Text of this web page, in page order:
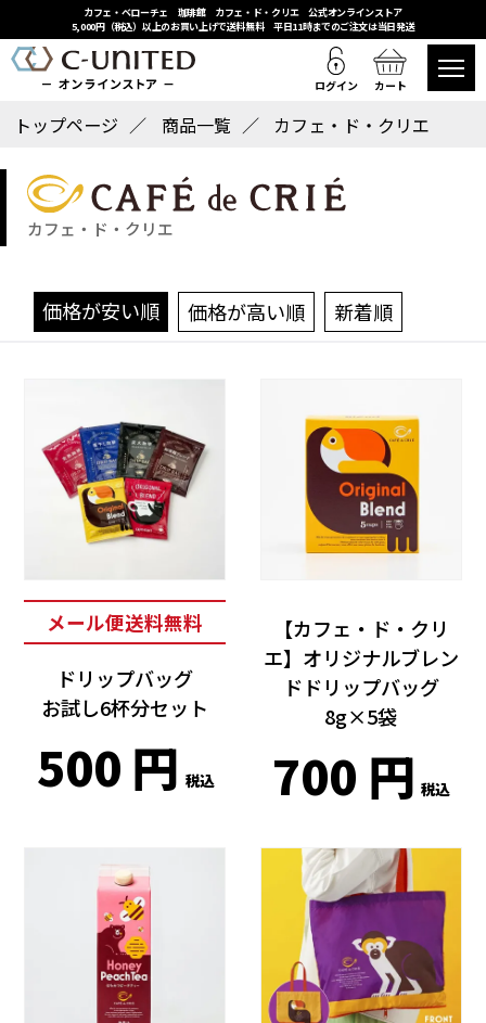
カフェ・ベローチェ 珈琲館 カフェ・ド・クリエ 公式オンラインストア
5,000円（税込）以上のお買い上げで送料無料 平日11時までのご注文は当日発送
ログイン カート
トップページ 商品一覧 カフェ・ド・クリエ
カフェ・ド・クリエ
価格が安い順 価格が高い順 新着順
メール便送料無料
ドリップバッグ
お試し6杯分セット
500 税込
【カフェ・ド・クリ
エ】オリジナルブレン
ドドリップバッグ
8g×5袋
700 税込